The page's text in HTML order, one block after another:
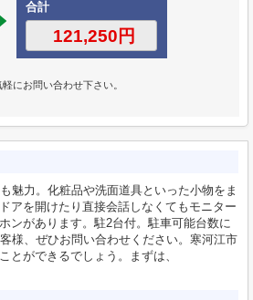
合計
にお問い合わせ下さい。
魅力。化粧品や洗面道具といった小物をま
アを開けたり直接会話しなくてもモニター
ンがあります。駐2台付。駐車可能台数に
様、ぜひお問い合わせください。寒河江市
とができるでしょう。まずは、